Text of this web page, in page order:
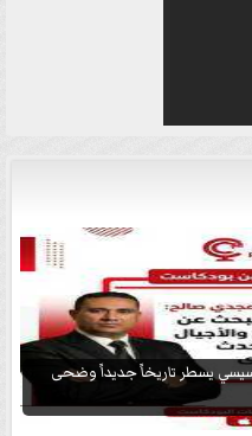
يسطر تاريخاً جديداً وضحى